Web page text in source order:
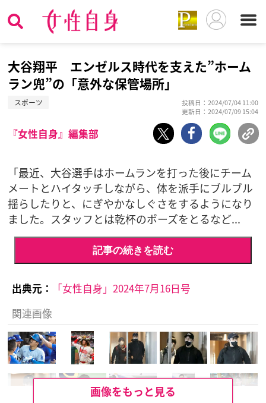
大谷翔平 エンゼルス時代を支えた”ホーム
ラン兜”の「意外な保管場所」
スポーツ
投稿日：2024/07/04 11:00
更新日：2024/07/09 15:04
『女性自身』編集部
「最近、大谷選手はホームランを打った後にチーム
メートとハイタッチしながら、体を派手にブルブル
揺らしたりと、にぎやかなしぐさをするようになり
ました。スタッフとは乾杯のポーズをとるなど...
記事の続きを読む
出典元：
「女性自身」2024年7月16日号
関連画像
画像をもっと見る